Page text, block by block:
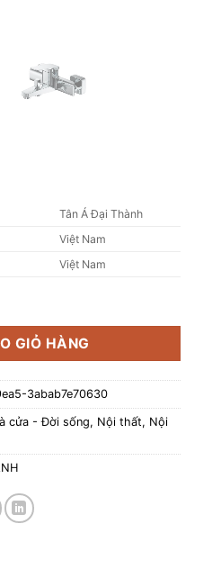
Tân Á Đại Thành
Việt Nam
Việt Nam
GIỎ HÀNG
3abab7e70630
cửa - Đời sống, Nội thất, Nội